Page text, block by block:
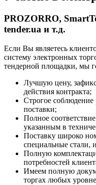
PROZORRO,
tender.ua и т.д.
Если Вы являетесь
систему электронных
тендерной площадки, мы
Лучшую цену,
действия контракта;
Строгое соблюдение
поставки;
Полное
указанным в
Поставку широко
специальные стали,
Полную
потребностей
Имеем полную
торгах любых